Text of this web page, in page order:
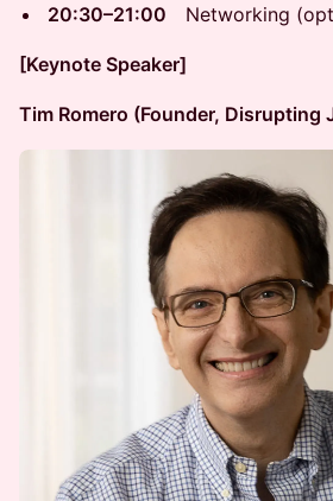
20:30–21:00 Networking
[Keynote Speaker]
Tim Romero (Founder, Disrupting